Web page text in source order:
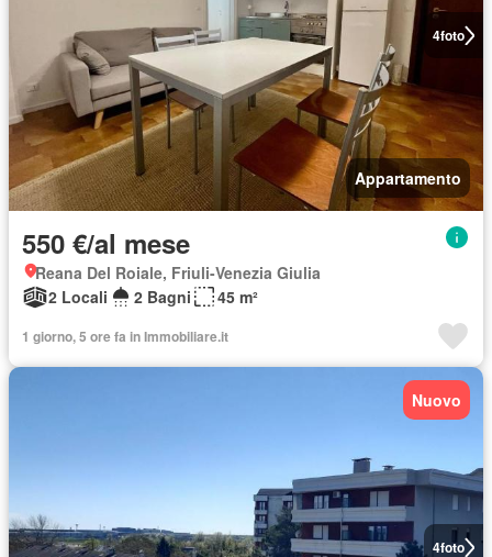
4foto
Appartamento
550 €/al mese
Reana Del Roiale, Friuli-Venezia Giulia
2 Locali
2 Bagni 45 m²
1 giorno, 5 ore fa in Immobiliare.it
4foto
Nuovo